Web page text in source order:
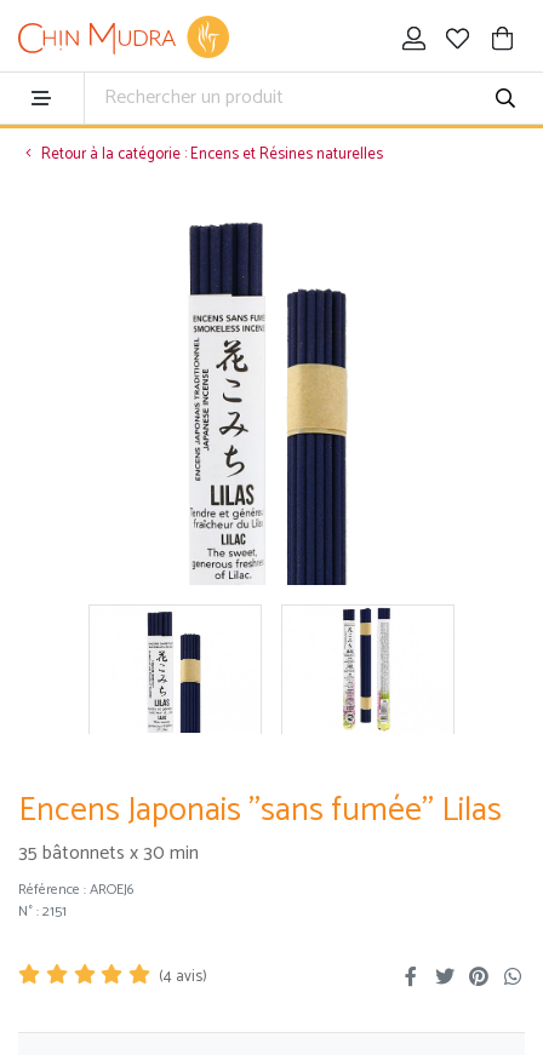
Retour à la catégorie : Encens et Résines naturelles
Encens Japonais ''sans fumée'' Lilas
35 bâtonnets x 30 min
Référence :AROEJ6
N° : 2151
(4avis)